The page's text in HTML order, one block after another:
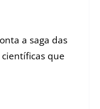
a saga das
que